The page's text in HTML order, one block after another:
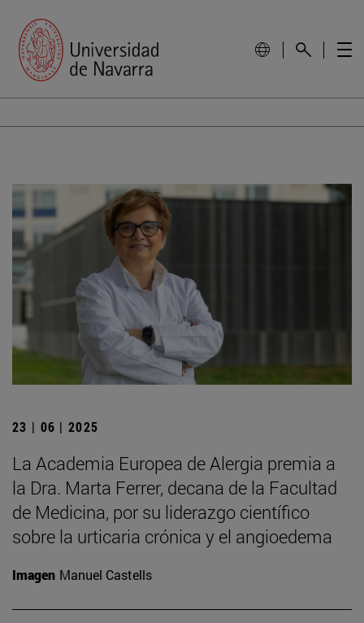
23 | 06 | 2025
La Academia Europea de Alergia premia a
la Dra. Marta Ferrer, decana de la Facultad
de Medicina, por su liderazgo científico
sobre la urticaria crónica y el angioedema
Imagen Manuel Castells